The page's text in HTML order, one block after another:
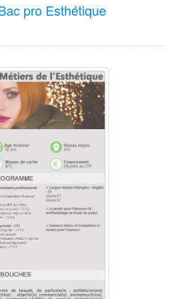
pro Esthétique